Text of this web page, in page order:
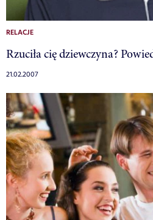
RELACJE
Rzuciła cię dziewczyna?
21.02.2007